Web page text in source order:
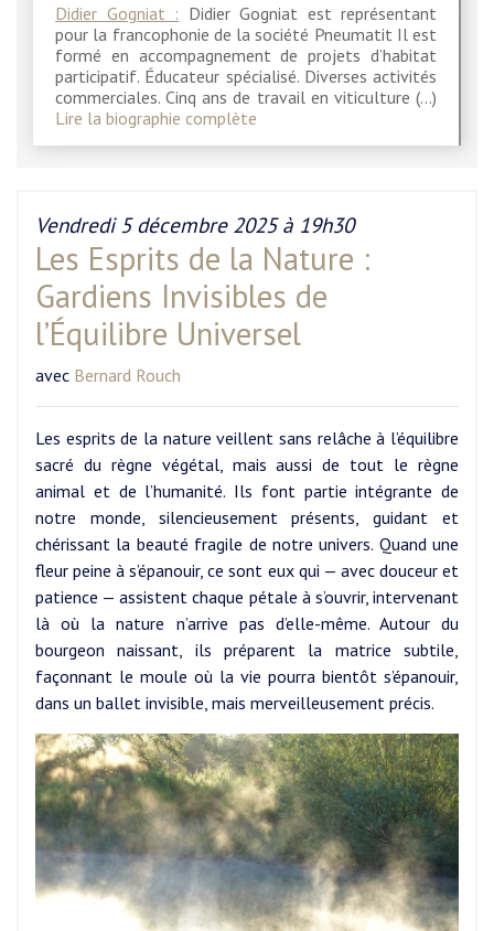
Didier Gogniat : Didier Gogniat est représentant
pour la francophonie de la société Pneumatit Il est
formé en accompagnement de projets d’habitat
participatif. Éducateur spécialisé. Diverses activités
commerciales. Cinq ans de travail en viticulture (…)
Lire la biographie complète
Vendredi 5 décembre 2025 à 19h30
Les Esprits de la Nature :
Gardiens Invisibles de
l’Équilibre Universel
avec Bernard Rouch
Les esprits de la nature veillent sans relâche à l’équilibre
sacré du règne végétal, mais aussi de tout le règne
animal et de l’humanité. Ils font partie intégrante de
notre monde, silencieusement présents, guidant et
chérissant la beauté fragile de notre univers. Quand une
fleur peine à s’épanouir, ce sont eux qui — avec douceur et
patience — assistent chaque pétale à s’ouvrir, intervenant
là où la nature n’arrive pas d’elle-même. Autour du
bourgeon naissant, ils préparent la matrice subtile,
façonnant le moule où la vie pourra bientôt s’épanouir,
dans un ballet invisible, mais merveilleusement précis.